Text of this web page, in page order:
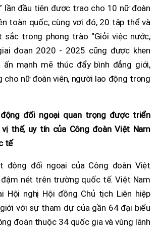
lần đầu tiên được trao cho 10 nữ đoàn
toàn quốc; cùng vơi đó, 20 tập thể và
sắc trong phong trào “Giỏi việc nước,
đoạn 2020 - 2025 cũng được khen
mạnh mẽ thúc đẩy bình đẳng giới,
cho nữ đoàn viên, người lao động trong
đối ngoại quan trọng được triển
vị thế, uy tín của Công đoàn Việt Nam
tế
động đối ngoại của Công đoàn Việt
đậm nét trên trường quốc tế. Việt Nam
Hội nghị Hội đồng Chủ tịch Liên hiệp
với sự tham dự của gần 64 đại biểu
đoàn thuộc 34 quốc gia và vùng lãnh